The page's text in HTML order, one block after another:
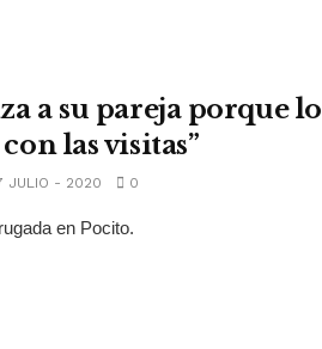
a su pareja porque lo
las visitas”
JULIO - 2020 0
en Pocito.